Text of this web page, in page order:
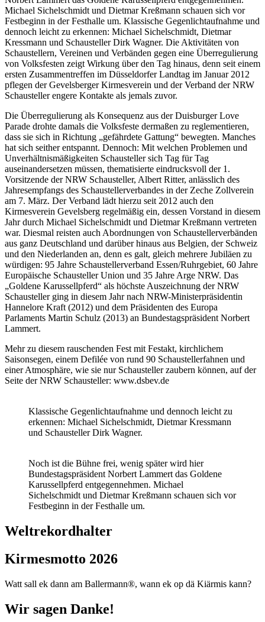
Michael Sichelschmidt und Dietmar Kreßmann schauen sich vor
Festbeginn in der Festhalle um. Klassische Gegenlichtaufnahme und
dennoch leicht zu erkennen: Michael Sichelschmidt, Dietmar
Kressmann und Schausteller Dirk Wagner. Die Aktivitäten von
Schaustellern, Vereinen und Verbänden gegen eine Überregulierung
von Volksfesten zeigt Wirkung über den Tag hinaus, denn seit einem
ersten Zusammentreffen im Düsseldorfer Landtag im Januar 2012
pflegen der Gevelsberger Kirmesverein und der Verband der NRW
Schausteller engere Kontakte als jemals zuvor.
Die Überregulierung als Konsequenz aus der Duisburger Love
Parade drohte damals die Volksfeste dermaßen zu reglementieren,
dass sie sich in Richtung „gefährdete Gattung“ bewegten. Manches
hat sich seither entspannt. Dennoch: Mit welchen Problemen und
Unverhältnismäßigkeiten Schausteller sich Tag für Tag
auseinandersetzen müssen, thematisierte eindrucksvoll der 1.
Vorsitzende der NRW Schausteller, Albert Ritter, anlässlich des
Jahresempfangs des Schaustellerverbandes in der Zeche Zollverein
am 7. März. Der Verband lädt hierzu seit 2012 auch den
Kirmesverein Gevelsberg regelmäßig ein, dessen Vorstand in diesem
Jahr durch Michael Sichelschmidt und Dietmar Kreßmann vertreten
war. Diesmal reisten auch Abordnungen von Schaustellerverbänden
aus ganz Deutschland und darüber hinaus aus Belgien, der Schweiz
und den Niederlanden an, denn es galt, gleich mehrere Jubiläen zu
würdigen: 95 Jahre Schaustellerverband Essen/Ruhrgebiet, 60 Jahre
Europäische Schausteller Union und 35 Jahre Arge NRW. Das
„Goldene Karussellpferd“ als höchste Auszeichnung der NRW
Schausteller ging in diesem Jahr nach NRW-Ministerpräsidentin
Hannelore Kraft (2012) und dem Präsidenten des Europa
Parlaments Martin Schulz (2013) an Bundestagspräsident Norbert
Lammert.
Mehr zu diesem rauschenden Fest mit Festakt, kirchlichem
Saisonsegen, einem Defilée von rund 90 Schaustellerfahnen und
einer Atmosphäre, wie sie nur Schausteller zaubern können, auf der
Seite der NRW Schausteller: www.dsbev.de
Klassische Gegenlichtaufnahme und dennoch leicht zu
erkennen: Michael Sichelschmidt, Dietmar Kressmann
und Schausteller Dirk Wagner.
Noch ist die Bühne frei, wenig später wird hier
Bundestagspräsident Norbert Lammert das Goldene
Karussellpferd entgegennehmen. Michael
Sichelschmidt und Dietmar Kreßmann schauen sich vor
Festbeginn in der Festhalle um.
Weltrekordhalter
Kirmesmotto 2026
Watt sall ek dann am Ballermann®, wann ek op dä Kiärmis kann?
Wir sagen Danke!